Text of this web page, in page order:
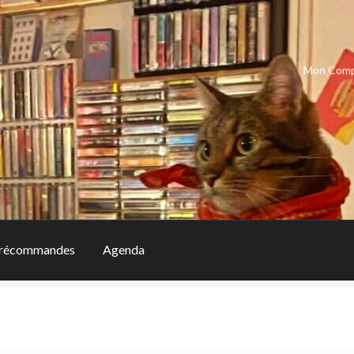
Mon
Agenda